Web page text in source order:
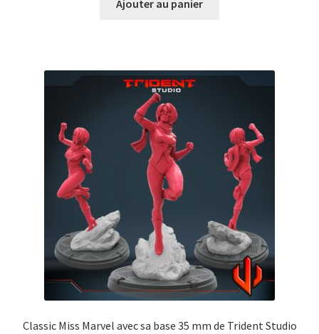
Ajouter au panier
Classic Miss Marvel avec sa base 35 mm de Trident Studio